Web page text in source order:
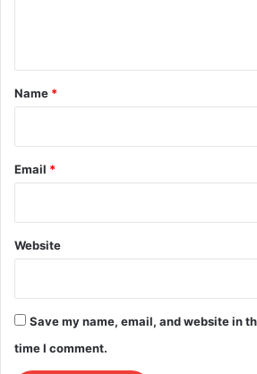
*
Name *
Email *
Website
Save my name, email, and website in
time I comment.